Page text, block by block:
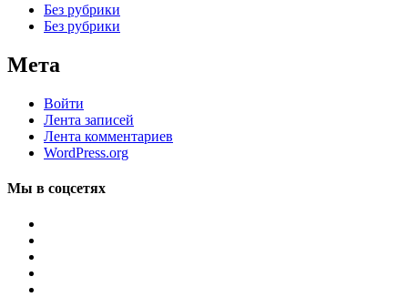
Без рубрики
Без рубрики
Мета
Войти
Лента записей
Лента комментариев
WordPress.org
Мы в соцсетях